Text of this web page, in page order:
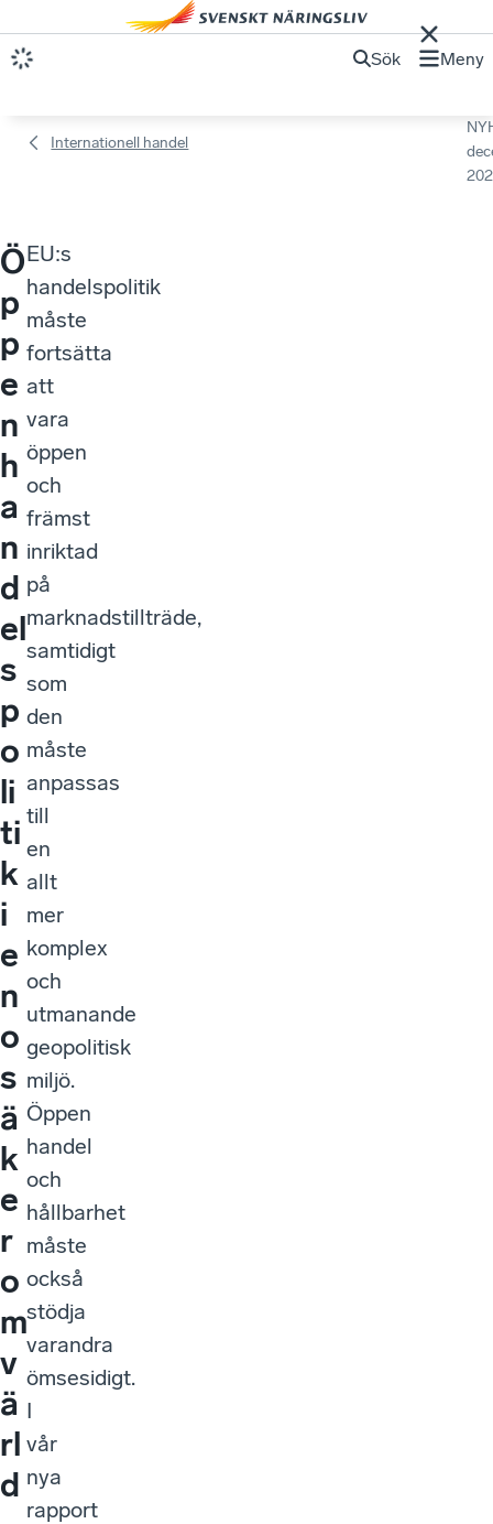
Sök Meny
Internationell handel
Ö
p
p
e
n
h
a
n
d
el
s
p
o
li
ti
k
i
e
n
o
s
ä
k
e
r
o
m
v
ä
rl
d
EU:s
handelspolitik
måste
fortsätta
att
vara
öppen
och
främst
inriktad
på
marknadstillträde,
samtidigt
som
den
måste
anpassas
till
en
allt
mer
komplex
och
utmanande
geopolitisk
miljö.
Öppen
handel
och
hållbarhet
måste
också
stödja
varandra
ömsesidigt.
I
vår
nya
rapport